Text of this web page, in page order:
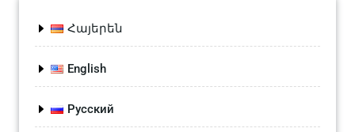
Հայերեն
English
Русский